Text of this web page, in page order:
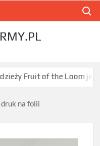
the Loom jest opłacalny
na folii